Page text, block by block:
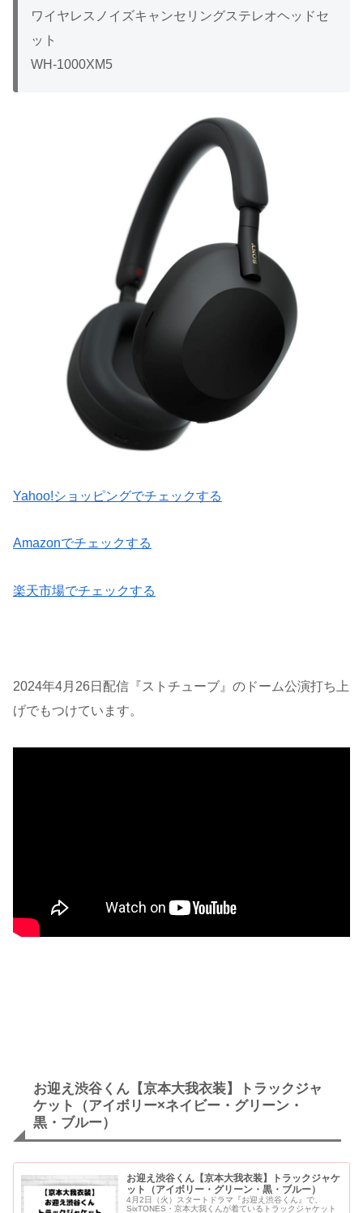
ワイヤレスノイズキャンセリングステレオヘッドセ
ット
WH-1000XM5
Yahoo!ショッピングでチェックする
Amazonでチェックする
楽天市場でチェックする
2024年4月26日配信『ストチューブ』のドーム公演打ち上
げでもつけています。
お迎え渋谷くん【京本大我衣装】トラックジャ
ケット（アイボリー×ネイビー・グリーン・
黒・ブルー）
お迎え渋谷くん【京本大我衣装】トラックジャケ
ット（アイボリー・グリーン・黒・ブルー）
4月2日（火）スタートドラマ『お迎え渋谷くん』で、
SixTONES・京本大我くんが着ているトラックジャケット